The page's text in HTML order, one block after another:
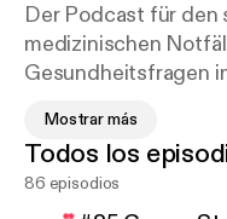
Der Podcast für den
medizinischen
Gesundheitsfragen
Notarzt). Seit Juni
und größeren
Zwischenfällen cool
Mostrar más
Todos los
86 episodios